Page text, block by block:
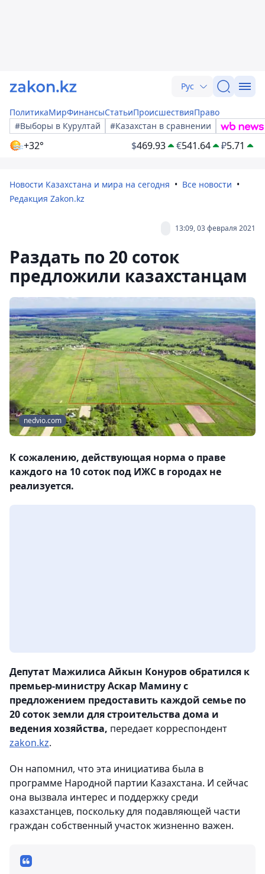
Рус
ПолитикаМирФинансыСтатьиПроисшествияПраво
#Выборы в Курултай
#Казахстан в сравнении
+32° $469.93 €541.64 ₽5.71
Новости Казахстана и мира на сегодня
Все новости
Редакция Zakon.kz
13:09, 03 февраля 2021
Раздать по 20 соток
предложили казахстанцам
nedvio.com
К сожалению, действующая норма о праве
каждого на 10 соток под ИЖС в городах не
реализуется.
Депутат Мажилиса Айкын Конуров обратился к
премьер-министру Аскар Мамину с
предложением предоставить каждой семье по
20 соток земли для строительства дома и
ведения хозяйства, передает корреспондент
zakon.kz.
Он напомнил, что эта инициатива была в
программе Народной партии Казахстана. И сейчас
она вызвала интерес и поддержку среди
казахстанцев, поскольку для подавляющей части
граждан собственный участок жизненно важен.